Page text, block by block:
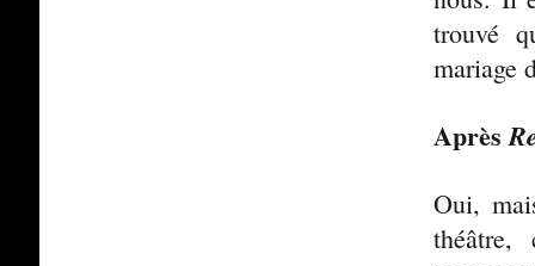
trouvé
mariage
Après
Oui,
théâtre,